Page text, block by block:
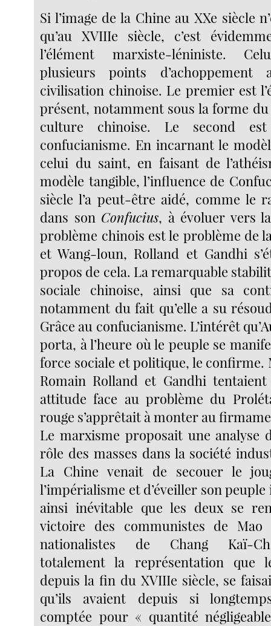
Si l’image de la Chine au XXe siècle
qu’au XVIIIe siècle, c’est
l’élément marxiste-léniniste.
plusieurs points
civilisation chinoise. Le premier est
présent, notamment sous la forme
culture chinoise. Le second
confucianisme. En incarnant le
celui du saint, en faisant de
modèle tangible, l’influence de
siècle l’a peut-être aidé, comme le
dans son Confucius, à évoluer vers
problème chinois est le problème de
et Wang-loun, Rolland et Gandhi
propos de cela. La remarquable
sociale chinoise, ainsi que sa
notamment du fait qu’elle a su
Grâce au confucianisme. L’intérêt
porta, à l’heure où le peuple se
force sociale et politique, le confirme.
Romain Rolland et Gandhi
attitude face au problème du
rouge s’apprêtait à monter au
Le marxisme proposait une analyse
rôle des masses dans la société
La Chine venait de secouer le
l’impérialisme et d’éveiller son
ainsi inévitable que les deux se
victoire des communistes de Mao
nationalistes de Chang Kaï-
totalement la représentation que
depuis la fin du XVIIIe siècle, se
qu’ils avaient depuis si
comptée pour « quantité